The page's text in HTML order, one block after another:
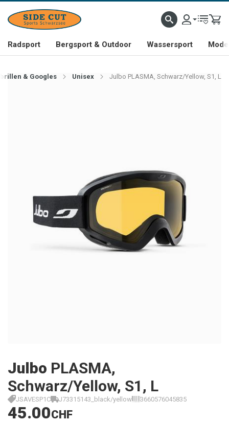
Radsport Bergsport & Outdoor Wassersport
& Googles Unisex Julbo PLASMA, Schwarz/Yellow, S1, L
Julbo PLASMA,
Schwarz/Yellow, S1, L
JSAVESP1C J73315143_black/yellow 3660576045835
45.00CHF